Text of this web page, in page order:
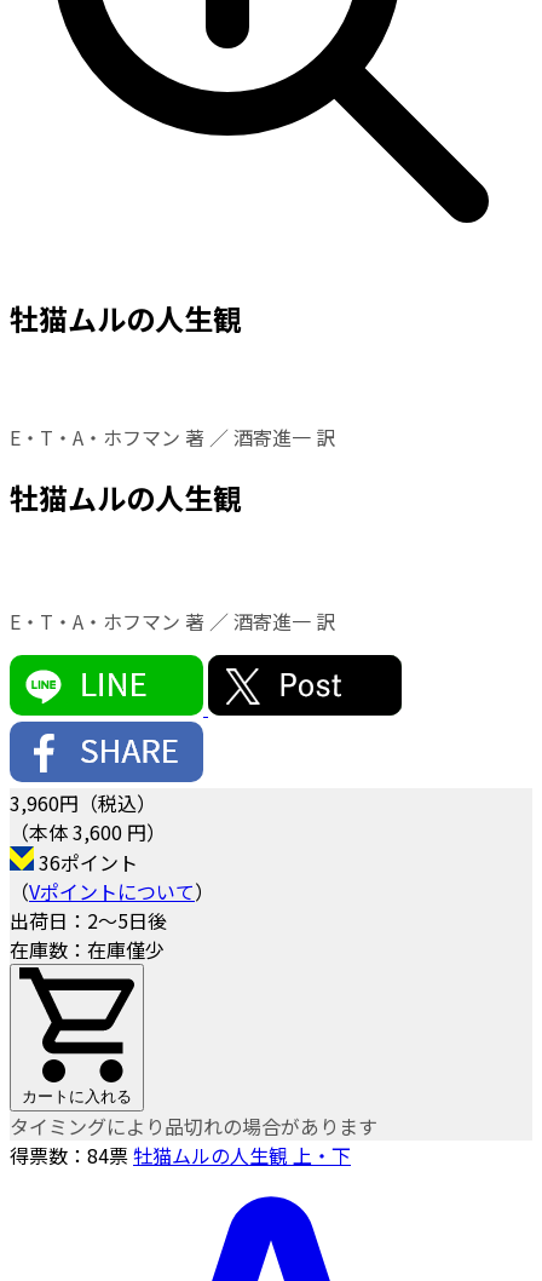
牡猫ムルの人生観
E・T・A・ホフマン 著 ／ 酒寄進一 訳
牡猫ムルの人生観
E・T・A・ホフマン 著 ／ 酒寄進一 訳
3,960円（税込）
（本体 3,600 円）
36ポイント
（Vポイントについて）
出荷日：2～5日後
在庫数：在庫僅少
カートに入れる
タイミングにより品切れの場合があります
得票数： 84票牡猫ムルの人生観 上・下